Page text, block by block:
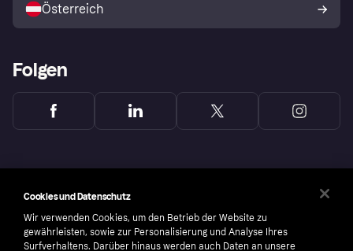
Österreich
Folgen
Cookies und Datenschutz
Wir verwenden Cookies, um den Betrieb der Website zu
gewährleisten, sowie zur Personalisierung und Analyse Ihres
Surfverhaltens. Darüber hinaus werden auch Daten an unsere